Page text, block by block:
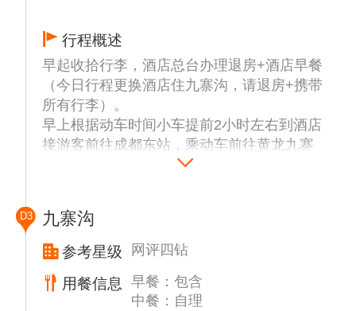
行程概述
早起收拾行李，酒店总台办理退房+酒店早餐
（今日行程更换酒店住九寨沟，请退房+携带
所有行李）。
早上根据动车时间小车提前2小时左右到酒店
接游客前往成都东站，乘动车前往黄龙九寨
作人员上车为游客讲解预防高原反应的有关知
识）。
之后游览【黄龙风景区】（游览时间约4小
时，不含黄龙索道上行80元/人下行40元/人、
定位讲解器30元/人、观光车20元/人、黄龙景
D3 九寨沟
参考星级 网评四钻
用餐信息
早餐：包含
中餐：自理